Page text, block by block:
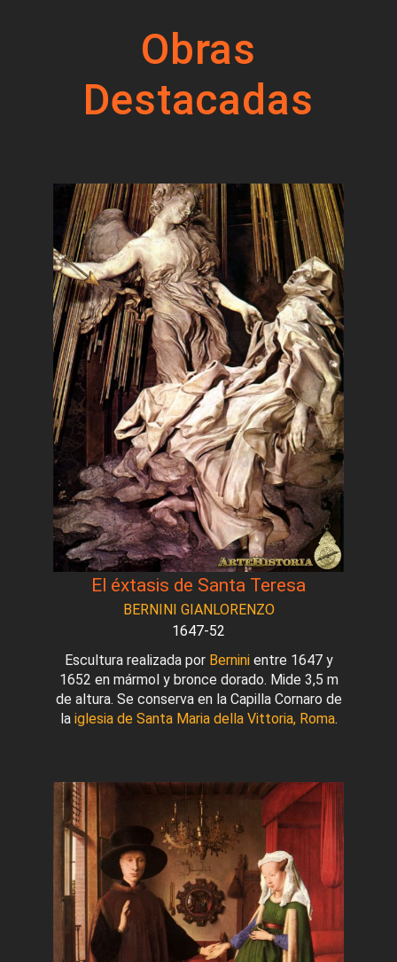
Obras
Destacadas
El éxtasis de Santa Teresa
BERNINI GIANLORENZO
1647-52
Escultura realizada por Berninientre 1647 y
1652 en mármol y bronce dorado. Mide 3,5 m
de altura. Se conserva en la Capilla Cornaro de
la iglesia de Santa Maria della Vittoria, Roma.